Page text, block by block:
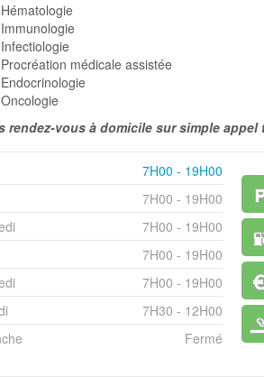
Hématologie
Immunologie
Infectiologie
Procréation médicale assistée
Endocrinologie
Oncologie
rendez-vous à domicile sur simple
7H00 - 19H00
7H00 - 19H00
7H00 - 19H00
7H00 - 19H00
7H00 - 19H00
7H30 - 12H00
Fermé